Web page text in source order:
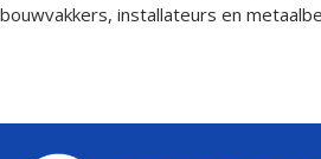
bouwvakkers, installateurs en